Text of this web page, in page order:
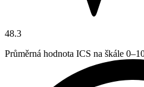
48.3
Průměrná hodnota ICS na škále